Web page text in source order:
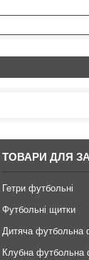
ТОВАРИ ДЛЯ
Гетри футбольні
Футбольні щитки
Дитяча футбольна
Клубна футбольна